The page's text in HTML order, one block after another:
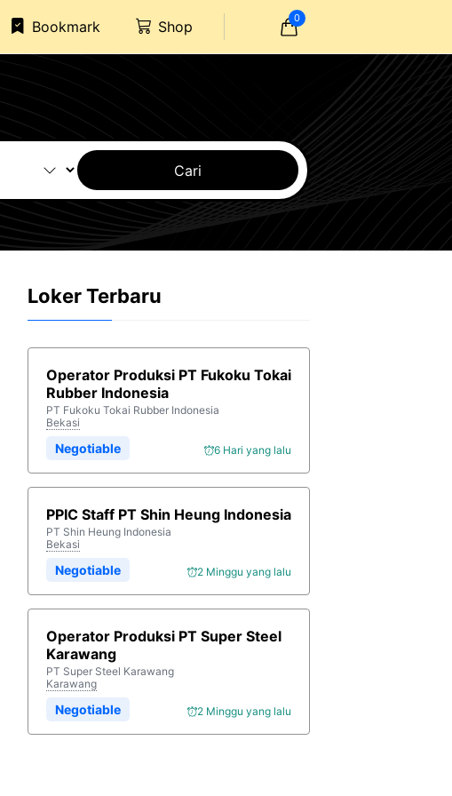
0
Bookmark Shop
Cari
Loker Terbaru
Operator Produksi PT Fukoku Tokai
Rubber Indonesia
PT Fukoku Tokai Rubber Indonesia
Bekasi
6 Hari yang lalu
Negotiable
PPIC Staff PT Shin Heung Indonesia
PT Shin Heung Indonesia
Bekasi
2 Minggu yang lalu
Negotiable
Operator Produksi PT Super Steel
Karawang
PT Super Steel Karawang
Karawang
2 Minggu yang lalu
Negotiable